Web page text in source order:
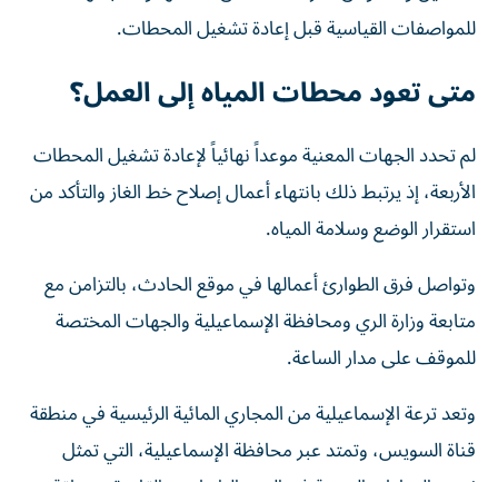
للمواصفات القياسية قبل إعادة تشغيل المحطات.
متى تعود محطات المياه إلى العمل؟
لم تحدد الجهات المعنية موعداً نهائياً لإعادة تشغيل المحطات
الأربعة، إذ يرتبط ذلك بانتهاء أعمال إصلاح خط الغاز والتأكد من
استقرار الوضع وسلامة المياه.
وتواصل فرق الطوارئ أعمالها في موقع الحادث، بالتزامن مع
متابعة وزارة الري ومحافظة الإسماعيلية والجهات المختصة
للموقف على مدار الساعة.
وتعد ترعة الإسماعيلية من المجاري المائية الرئيسية في منطقة
قناة السويس، وتمتد عبر محافظة الإسماعيلية، التي تمثل